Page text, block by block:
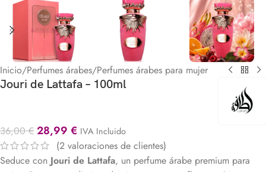
Inicio/Perfumes árabes/Perfumes árabes para mujer
Jouri de Lattafa – 100ml
36,00€ 28,99 € IVA Incluido
(2 valoraciones de clientes)
Seduce con Jouri de Lattafa, un perfume árabe premium para